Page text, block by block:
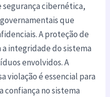
cibernética,
que
A proteção de
integridade do sistema
envolvidos. A
violação é essencial para
confiança no sistema